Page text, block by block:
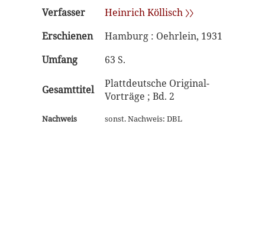
Verfasser
Heinrich Köllisch 〉〉
Erschienen
Hamburg : Oehrlein, 1931
Umfang
63 S.
Gesamttitel
Plattdeutsche Original-
Vorträge ; Bd. 2
Nachweis sonst. Nachweis: DBL